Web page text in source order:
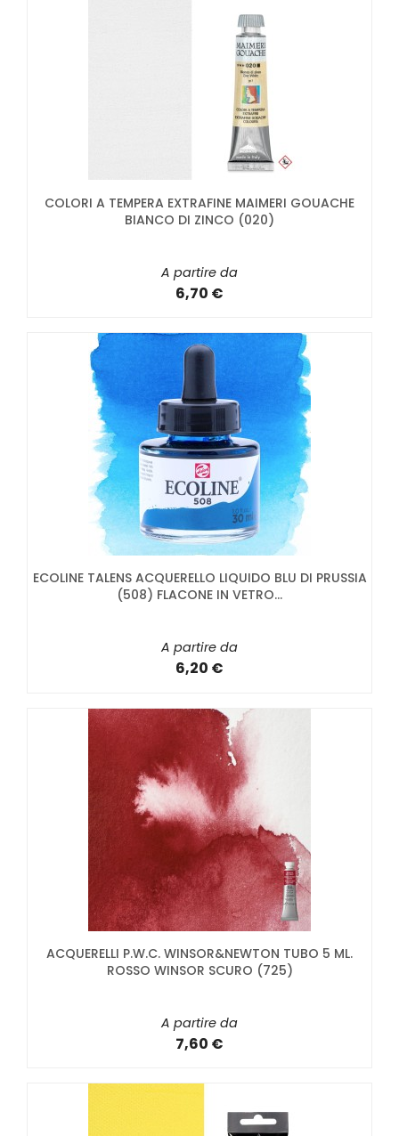
COLORI A TEMPERA EXTRAFINE MAIMERI GOUACHE
BIANCO DI ZINCO (020)
A partire da
6,70 €
ECOLINE TALENS ACQUERELLO LIQUIDO BLU DI PRUSSIA
(508) FLACONE IN VETRO...
A partire da
6,20 €
ACQUERELLI P.W.C. WINSOR&NEWTON TUBO 5 ML.
ROSSO WINSOR SCURO (725)
A partire da
7,60 €